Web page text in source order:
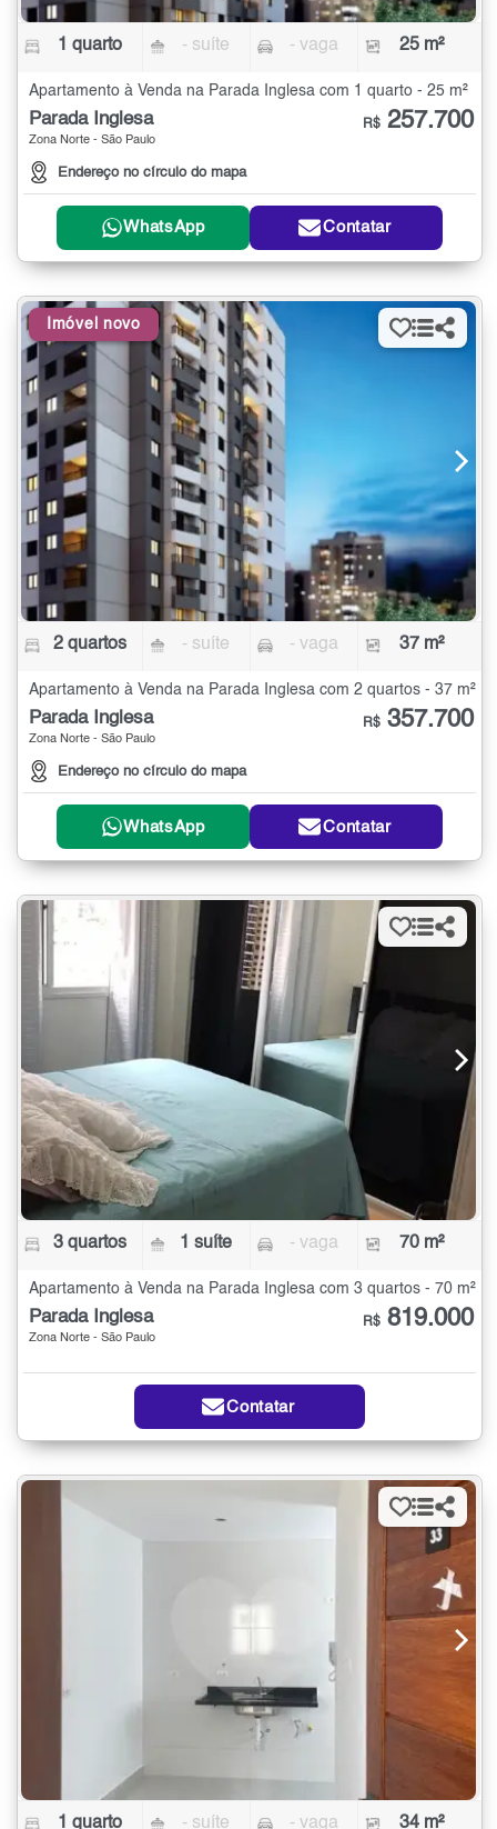
1 quarto - suíte - vaga 25 m²
Apartamento à Venda na Parada Inglesa com 1 quarto - 25 m²
Parada Inglesa
Zona Norte - São Paulo
Endereço no círculo do mapa
R$ 257.700
WhatsApp Contatar
Imóvel novo
2 quartos - suíte - vaga 37 m²
Apartamento à Venda na Parada Inglesa com 2 quartos - 37 m²
Parada Inglesa
Zona Norte - São Paulo
Endereço no círculo do mapa
R$ 357.700
WhatsApp Contatar
3 quartos 1 suíte - vaga 70 m²
Apartamento à Venda na Parada Inglesa com 3 quartos - 70 m²
Parada Inglesa
Zona Norte - São Paulo
R$ 819.000
Contatar
1 quarto - suíte - vaga 34 m²